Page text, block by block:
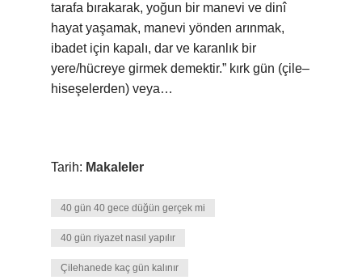
tarafa bırakarak, yoğun bir manevi ve dinî
hayat yaşamak, manevi yönden arınmak,
ibadet için kapalı, dar ve karanlık bir
yere/hücreye girmek demektir.” kırk gün (çile–
hiseşelerden) veya…
Tarih: Makaleler
40 gün 40 gece düğün gerçek mi
40 gün riyazet nasıl yapılır
Çilehanede kaç gün kalınır